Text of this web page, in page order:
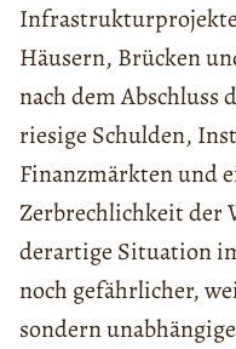
Häusern, Brücken
nach dem Abschluss
riesige Schulden,
Finanzmärkten und
Zerbrechlichkeit der
derartige Situation
noch gefährlicher,
sondern